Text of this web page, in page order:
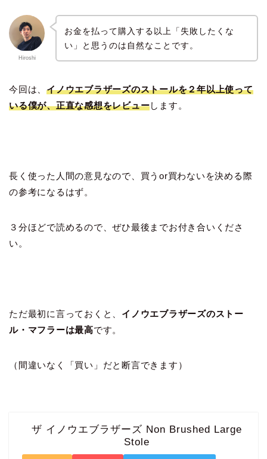
Hiroshi
お金を払って購入する以上「失敗したくな
い」と思うのは自然なことです。
今回は、 イノウエブラザーズのストールを２年以上使って
いる僕が、正直な感想をレビューします。
長く使った人間の意見なので、買うor買わないを決める際
の参考になるはず。
３分ほどで読めるので、ぜひ最後までお付き合いくださ
い。
ただ最初に言っておくと、 イノウエブラザーズのストー
ル・マフラーは最高です。
（間違いなく「買い」だと断言できます）
ザ イノウエブラザーズ Non Brushed Large
Stole